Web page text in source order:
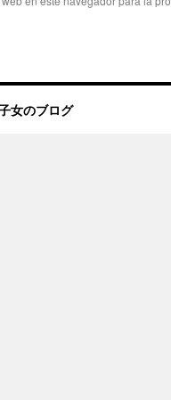
女のブログ